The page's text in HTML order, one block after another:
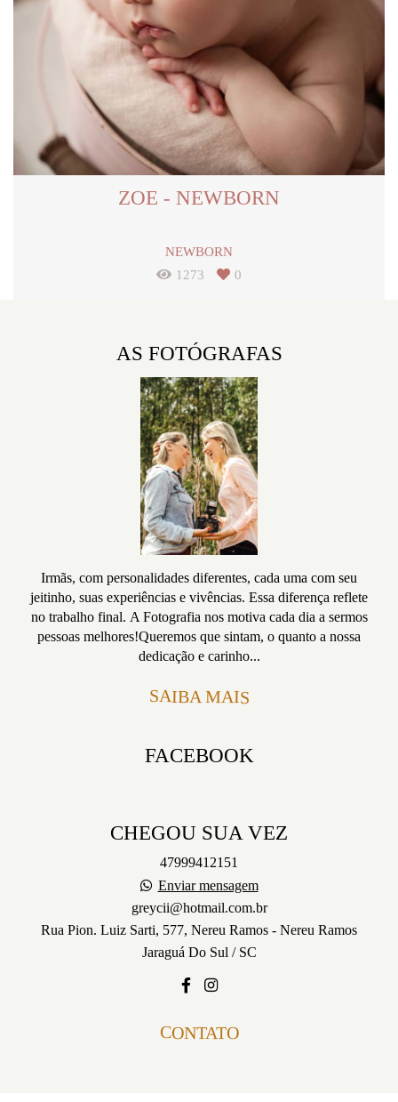
ZOE - NEWBORN
NEWBORN
1273
0
AS FOTÓGRAFAS
Irmãs, com personalidades diferentes, cada uma com seu
jeitinho, suas experiências e vivências. Essa diferença reflete
no trabalho final. A Fotografia nos motiva cada dia a sermos
pessoas melhores!Queremos que sintam, o quanto a nossa
dedicação e carinho...
SAIBA MAIS
FACEBOOK
CHEGOU SUA VEZ
47999412151
Enviar mensagem
greycii@hotmail.com.br
Rua Pion. Luiz Sarti, 577, Nereu Ramos - Nereu Ramos
Jaraguá Do Sul / SC
CONTATO